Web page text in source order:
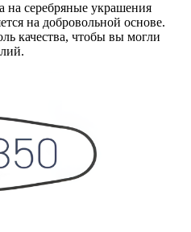
на серебряные украшения
на добровольной основе.
качества, чтобы вы могли